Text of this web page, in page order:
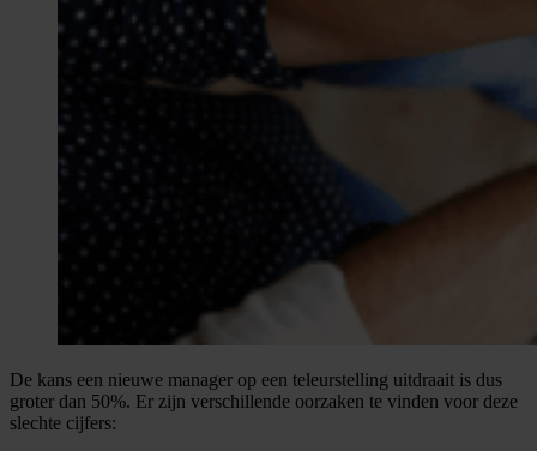
De kans een nieuwe manager op een teleurstelling uitdraait is dus
groter dan 50%. Er zijn verschillende oorzaken te vinden voor deze
slechte cijfers: